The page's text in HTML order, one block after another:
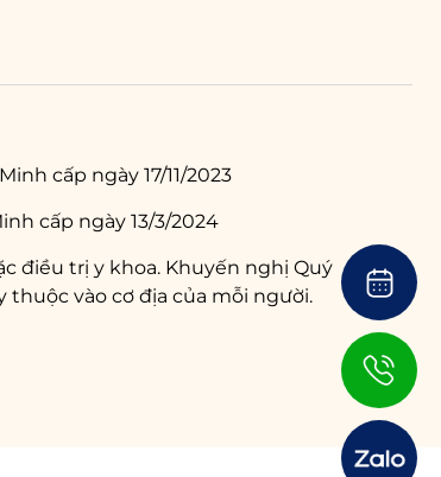
cấp ngày 17/11/2023
cấp ngày 13/3/2024
điều trị y khoa. Khuyến nghị Quý
vào cơ địa của mỗi người.